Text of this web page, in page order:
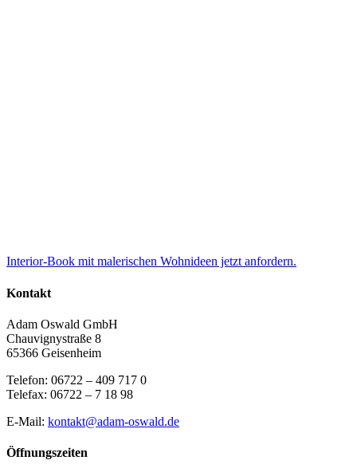
Interior-Book mit malerischen Wohnideen jetzt anfordern.
Kontakt
Adam Oswald GmbH
Chauvignystraße 8
65366 Geisenheim
Telefon: 06722 – 409 717 0
Telefax: 06722 – 7 18 98
E-Mail: kontakt@adam-oswald.de
Öffnungszeiten